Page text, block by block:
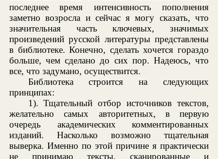
последнее время интенсивность пополнения
заметно возросла и сейчас я могу сказать, что
значительная часть ключевых, значимых
произведений русской литературы представлены
в библиотеке. Конечно, сделать хочется гораздо
больше, чем сделано до сих пор. Надеюсь, что
все, что задумано, осуществится.
Библиотека строится на следующих
принципах:
1). Тщательный отбор источников текстов,
желательно самых авторитетных, в первую
очередь академических комментированных
изданий. Насколько возможно тщательная
выверка. Именно по этой причине я практически
не принимаю тексты, сканированные и